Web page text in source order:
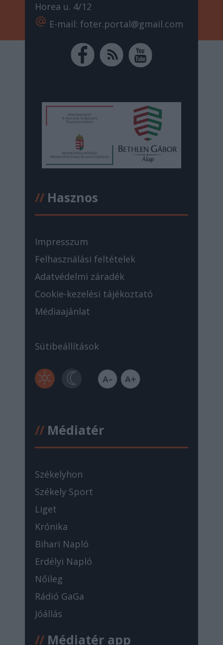
Horea u. 4/12
alternate_email E-mail: foter.portal@gmail.com
//Hasznos
Impresszum
Felhasználási feltételek
Adatvédelmi záradék
Cookie-kezelési tájékoztató
Médiaajánlat
Sütibeállítások
//Médiatér
Székelyhon
Székely Sport
Liget
Krónika
Bihari Napló
Erdélyi Napló
Nőileg
Rádió GaGa
Jóállás
//Médiatér app